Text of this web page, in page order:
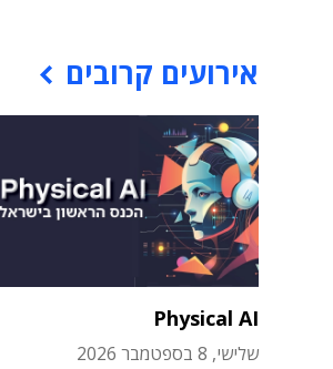
אירועים קרובים
Physical AI
שלישי, 8 בספטמבר 2026